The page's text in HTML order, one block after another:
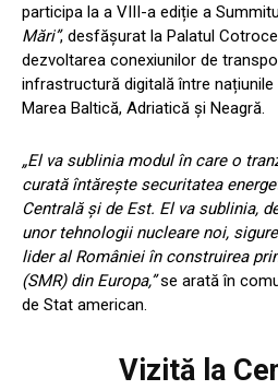
participa la a VIII-a ediție a
Mări”, desfășurat la Palatul
dezvoltarea conexiunilor de
infrastructură digitală între
Marea Baltică, Adriatică și Neagră.
„El va sublinia modul în care o
curată întărește securitatea
Centrală și de Est. El va sublinia,
unor tehnologii nucleare noi,
lider al României în construirea
(SMR) din Europa,”se arată în
de Stat american.
Vizită la